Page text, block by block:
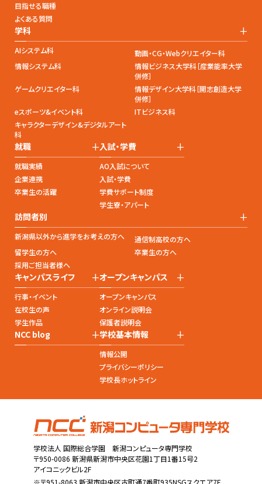
目指せる職種
よくある質問
学科 +
AIシステム科
動画・CG・Webクリエイター科
情報システム科
情報ビジネス大学科［産業能率大学
併修］
ゲームクリエイター科
情報デザイン大学科［開志創造大学
併修］
eスポーツ&イベント科
ITビジネス科
キャラクターデザイン&デジタルアート
科
就職 +
就職実績
企業連携
卒業生の活躍
入試・学費 +
AO入試について
入試・学費
学費サポート制度
学生寮・アパート
訪問者別 +
新潟県以外から進学をお考えの方へ
通信制高校の方へ
留学生の方へ
卒業生の方へ
採用ご担当者様へ
キャンパスライフ +
行事・イベント
在校生の声
学生作品
オープンキャンパス +
オープンキャンパス
オンライン説明会
保護者説明会
NCC blog +学校基本情報 +
情報公開
プライバシーポリシー
学校長ホットライン
学校法人 国際総合学園 新潟コンピュータ専門学校
〒950-0086 新潟県新潟市中央区花園1丁目1番15号2
アイコニックビル2F
※〒951-8063 新潟市中央区古町通7番町935NSGスクエア7F